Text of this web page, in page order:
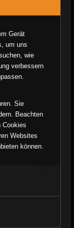
Gerät
um uns
wie
verbessern
Sie
Beachten
Cookies
Websites
können.
Daten
Speicherung
juristischen
Interesses
verarbeitet
Bestellungen
von